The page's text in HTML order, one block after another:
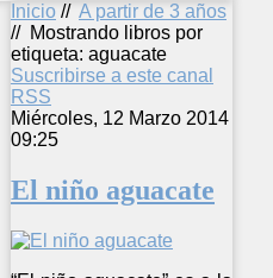
Inicio // A partir de 3 años
// Mostrando libros por
etiqueta: aguacate
Suscribirse a este canal
RSS
Miércoles, 12 Marzo 2014
09:25
El niño aguacate